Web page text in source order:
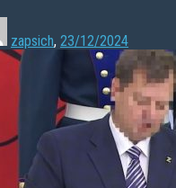
zapsich, 23/12/2024